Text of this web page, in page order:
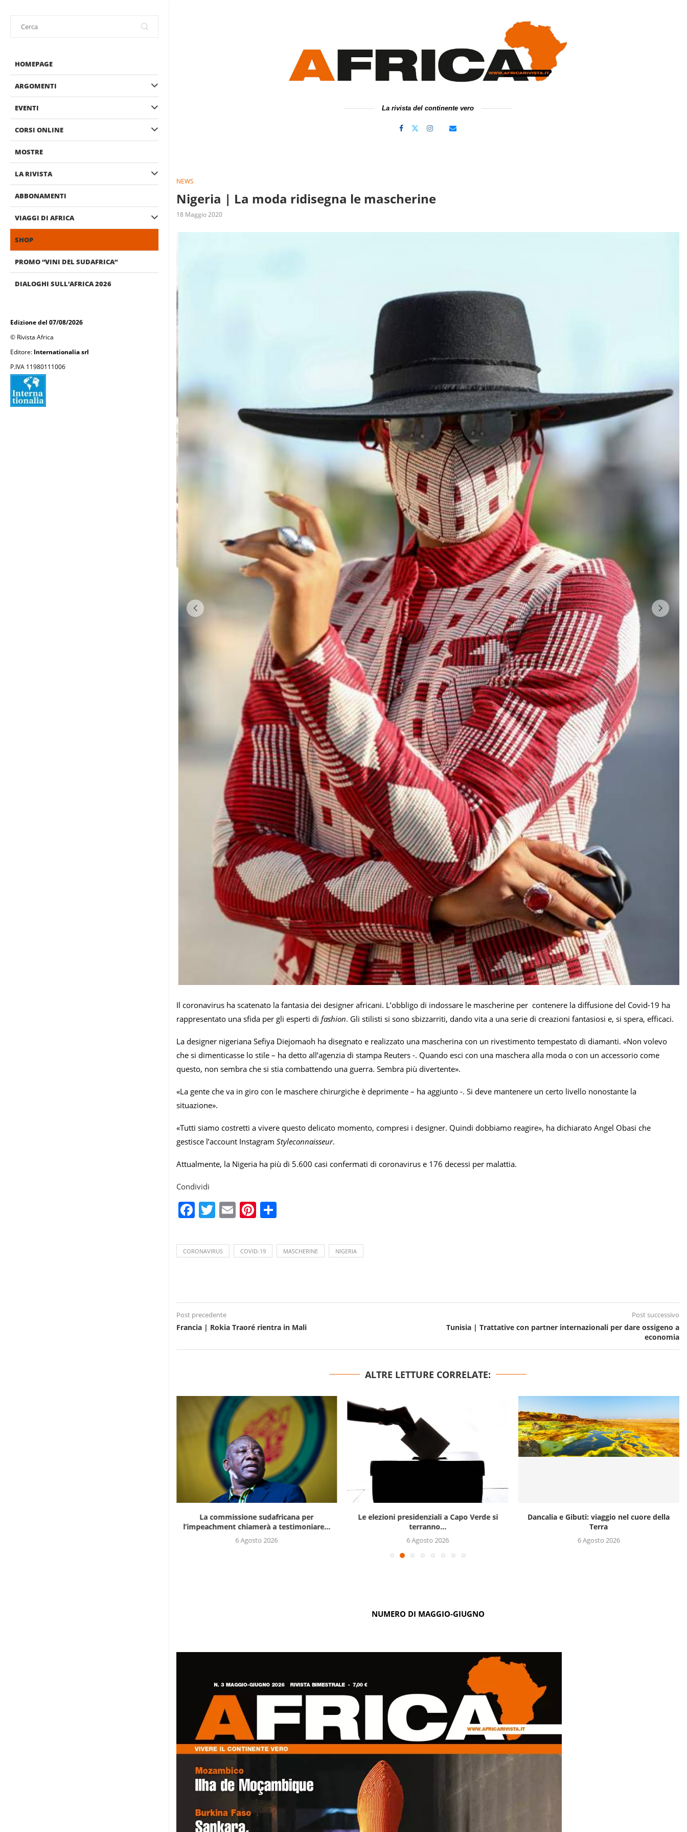
HOMEPAGE
ARGOMENTI
EVENTI
CORSI ONLINE
MOSTRE
LA RIVISTA
ABBONAMENTI
VIAGGI DI AFRICA
SHOP
PROMO “VINI DEL SUDAFRICA”
DIALOGHI SULL’AFRICA 2026
Edizione del 07/08/2026
© Rivista Africa
Editore: Internationalia srl
P.IVA 11980111006
La rivista del continente vero
NEWS
Nigeria | La moda ridisegna le mascherine
18 Maggio 2020
Il coronavirus ha scatenato la fantasia dei designer africani. L’obbligo di indossare le mascherine per contenere la diffusione del Covid-19 ha
rappresentato una sfida per gli esperti difashion. Gli stilisti si sono sbizzarriti, dando vita a una serie di creazioni fantasiosi e, si spera, efficaci.
La designer nigeriana Sefiya Diejomaoh ha disegnato e realizzato una mascherina con un rivestimento tempestato di diamanti. «Non volevo
che si dimenticasse lo stile – ha detto all’agenzia di stampa Reuters -. Quando esci con una maschera alla moda o con un accessorio come
questo, non sembra che si stia combattendo una guerra. Sembra più divertente».
«La gente che va in giro con le maschere chirurgiche è deprimente – ha aggiunto -. Si deve mantenere un certo livello nonostante la
situazione».
«Tutti siamo costretti a vivere questo delicato momento, compresi i designer. Quindi dobbiamo reagire», ha dichiarato Angel Obasi che
gestisce l’account Instagram Styleconnaisseur.
Attualmente, la Nigeria ha più di 5.600 casi confermati di coronavirus e 176 decessi per malattia.
Condividi
Facebook
Twitter
EmailPinterest
CORONAVIRUS COVID-19 MASCHERINE NIGERIA
Post precedente
Francia | Rokia Traoré rientra in Mali
Post successivo
Tunisia | Trattative con partner internazionali per dare ossigeno a
economia
ALTRE LETTURE CORRELATE:
La commissione sudafricana per
l’impeachment chiamerà a testimoniare...
6 Agosto 2026
Le elezioni presidenziali a Capo Verde si
terranno...
6 Agosto 2026
Dancalia e Gibuti: viaggio nel cuore della
Terra
6 Agosto 2026
NUMERO DI MAGGIO-GIUGNO